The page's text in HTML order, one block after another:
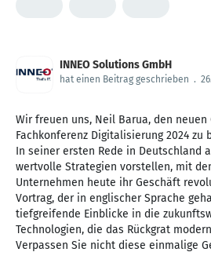
INNEO Solutions GmbH
hat einen Beitrag geschrieben .
Wir freuen uns, Neil Barua, den neuen
Fachkonferenz Digitalisierung 2024 zu
In seiner ersten Rede in Deutschland
wertvolle Strategien vorstellen, mit
Unternehmen heute ihr Geschäft
Vortrag, der in englischer Sprache
tiefgreifende Einblicke in die
Technologien, die das Rückgrat
Verpassen Sie nicht diese einmalige